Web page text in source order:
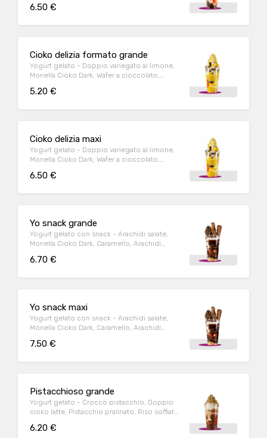
6.50 €
Cioko delizia formato grande
Yogurt gelato - Doppio variegato al limone,
Monella Cioko Dark, Wafer a cioccolato,
5.20 €
Cioko delizia maxi
Yogurt gelato - Doppio variegato al limone,
Monella Cioko Dark, Wafer a cioccolato,
6.50 €
Yo snack grande
Yogurt gelato con snack - Arachidi salate,
Monella Cioko Dark, Caramello, Arachidi
6.70 €
Yo snack maxi
Yogurt gelato con snack - Arachidi salate,
Monella Cioko Dark, Caramello, Arachidi
7.50 €
Pistacchioso grande
Yogurt gelato - Crocco pistacchio, Doppio
cioko latte, Pistacchio pralinato, Riso soffiato
6.20 €